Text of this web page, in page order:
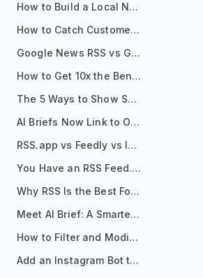
How to Build a Local News Hub That Updates Itself
How to Catch Customer Problems Before They Become Support Tickets
Google News RSS vs Google Alerts: Which Is Better for News Monitoring?
How to Get 10x the Benefits of Google Alerts
The 5 Ways to Show Sources in Your AI Brief, And When to Use Each
AI Briefs Now Link to Original Sources. Here's Why It Matters
RSS.app vs Feedly vs Inoreader: Which One Is Actually Right for You?
You Have an RSS Feed. Now What?
Why RSS Is the Best Format for AI Agents in 2026
Meet AI Brief: A Smarter Way to Stay on Top of Information
How to Filter and Modify RSS Feeds
Add an Instagram Bot to Your Telegram Channel, Group, or Topic